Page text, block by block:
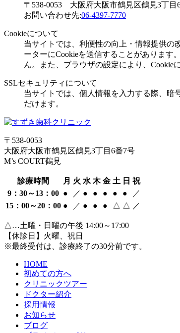
〒538-0053 大阪府大阪市鶴見区鶴見3丁
お問い合わせ先:06-4397-7770
Cookieについて
当サイトでは、利便性の向上・情報提供の
ーターにCookieを送信することがありま
ん。また、ブラウザの設定により、Cookie
SSLセキュリティについて
当サイトでは、個人情報を入力する際、暗
だけます。
〒538-0053
大阪府大阪市鶴見区鶴見3丁目6番7号
M’s COURT鶴見
診療時間 月 火 水 木 金 土 日 祝
9：30～13：00 ● ／ ● ● ● ● ●
／
15：00～20：00 ● ／ ● ● ● △ △ ／
△…土曜・日曜の午後 14:00～17:00
【休診日】火曜、祝日
※最終受付は、診療終了の30分前です。
HOME
初めての方へ
クリニックツアー
ドクター紹介
採用情報
お知らせ
ブログ